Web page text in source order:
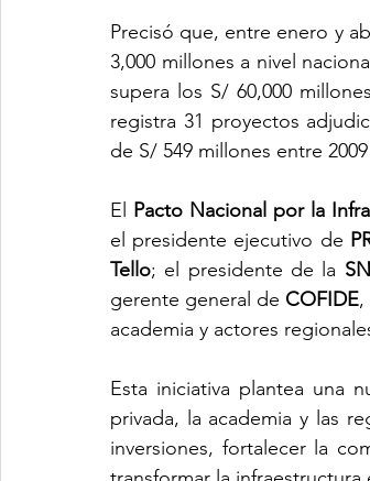
Precisó que, entre enero y
3,000 millones a nivel
supera los S/ 60,000
registra 31 proyectos
de S/ 549 millones entre 2009
El Pacto Nacional por la
el presidente ejecutivo de
Tello; el presidente de la
gerente general de COFIDE,
academia y actores
Esta iniciativa plantea una
privada, la academia y las
inversiones, fortalecer la